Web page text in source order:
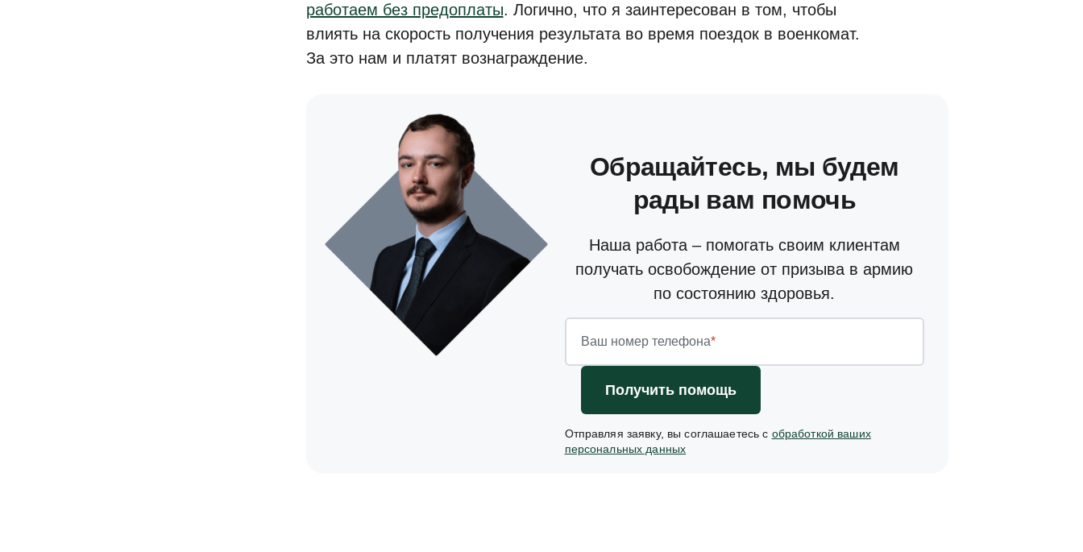
работаем без предоплаты. Логично, что я заинтересован в том, чтобы
влиять на скорость получения результата во время поездок в военкомат.
За это нам и платят вознаграждение.
Обращайтесь, мы будем
рады вам помочь
Наша работа – помогать своим клиентам
получать освобождение от призыва в армию
по состоянию здоровья.
Ваш номер телефона*
Получить помощь
Отправляя заявку, вы соглашаетесь с обработкой ваших
персональных данных